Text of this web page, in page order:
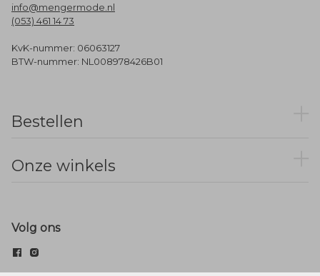
info@mengermode.nl
(053) 461 14 73
KvK-nummer: 06063127
BTW-nummer: NL008978426B01
Bestellen
Onze winkels
Volg ons